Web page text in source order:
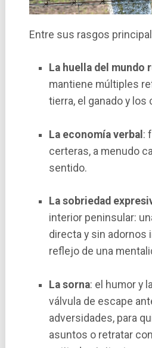
Entre sus rasgos
La huella del mundo
mantiene múltiples
tierra, el ganado y
La economía verbal :
certeras, a menudo
sentido.
La sobriedad
interior peninsular:
directa y sin adornos
reflejo de una
La sorna: el humor y
válvula de escape
adversidades, para
asuntos o retratar